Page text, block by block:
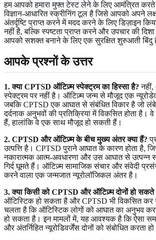
हम आपकोहमारा मुफ्त टेस्ट लेनेके लिए आमंत्रित करते
विज्ञान-आधारित स्क्रीनिंग टूल है जिसे आपको अपने
अंतर्दृष्टि प्राप्त करने में मदद करने के लिए डिज़ाइन
नहीं है, बल्कि स्पष्टता प्राप्त करने और उपचार की
आपको सशक्त बनाने के लिए एक सुरक्षित शुरुआती बिंदु
आपके प्रश्नों के उत्तर
1. क्या CPTSD ऑटिज़्म स्पेक्ट्रम का हिस्सा है?
स्पेक्ट्रम पर नहीं है। ऑटिज़्म जन्म से मौजूद एक
जबकि CPTSD एक आघात से संबंधित विकार है जो लंबे
दर्दनाक अनुभवों की प्रतिक्रिया में विकसित होता है।
हैं, हालांकि वे एक साथ मौजूद हो सकती हैं।
2. CPTSD और ऑटिज़्म के बीच मुख्य अंतर क्या हैं?
उत्पत्ति है। CPTSD पुराने आघात के कारण होता है,
नकारात्मक आत्म-अवधारणा और उस आघात से उत्पन्न
गिर्द घूमते हैं। ऑटिज़्म सामाजिक संचार और संवेदी
करने वाला एक जन्मजात न्यूरोलॉजिकल अंतर है।
3. क्या किसी को CPTSD और ऑटिज़्म दोनों हो सकते
ऑटिस्टिक हो सकता है और CPTSD भी विकसित
चलता है कि ऑटिस्टिक लोगों को आघात का अनुभव
हो सकता है। इन मामलों में, यह आवश्यक है कि ऐसा
और अंतर्निहित न्यूरोडिवर्जेंस दोनों को संबोधित करता